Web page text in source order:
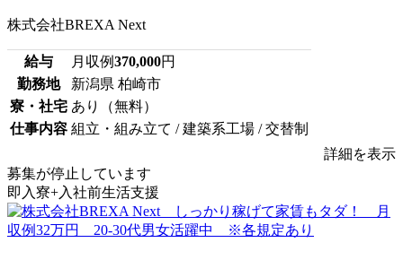
株式会社BREXA Next
給与 月収例370,000円
勤務地
新潟県 柏崎市
寮・社宅 あり（無料）
仕事内容 組立・組み立て / 建築系工場 / 交替制
詳細を表示
募集が停止しています
即入寮+入社前生活支援